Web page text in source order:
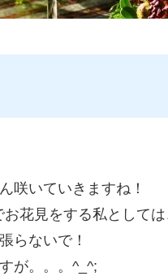
咲いていきますね！
花見をする私としては
らないで！
が。。。^_^;